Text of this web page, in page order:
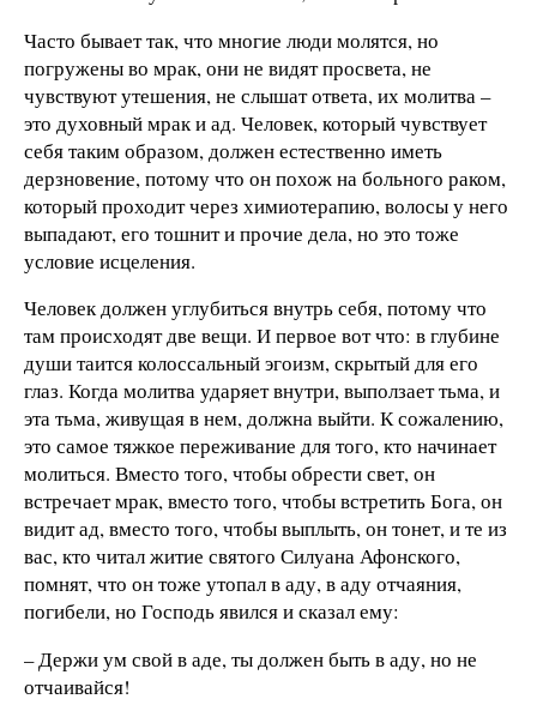
Часто бывает так, что многие люди молятся, но
погружены во мрак, они не видят просвета, не
чувствуют утешения, не слышат ответа, их молитва –
это духовный мрак и ад. Человек, который чувствует
себя таким образом, должен естественно иметь
дерзновение, потому что он похож на больного раком,
который проходит через химиотерапию, волосы у него
выпадают, его тошнит и прочие дела, но это тоже
условие исцеления.
Человек должен углубиться внутрь себя, потому что
там происходят две вещи. И первое вот что: в глубине
души таится колоссальный эгоизм, скрытый для его
глаз. Когда молитва ударяет внутри, выползает тьма, и
эта тьма, живущая в нем, должна выйти. К сожалению,
это самое тяжкое переживание для того, кто начинает
молиться. Вместо того, чтобы обрести свет, он
встречает мрак, вместо того, чтобы встретить Бога, он
видит ад, вместо того, чтобы выплыть, он тонет, и те из
вас, кто читал житие святого Силуана Афонского,
помнят, что он тоже утопал в аду, в аду отчаяния,
погибели, но Господь явился и сказал ему:
– Держи ум свой в аде, ты должен быть в аду, но не
отчаивайся!